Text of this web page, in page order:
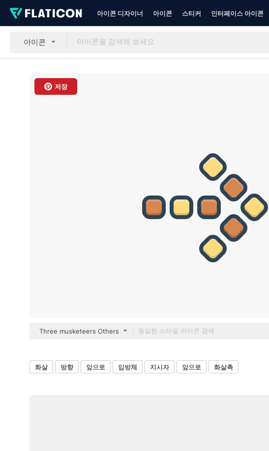
아이콘 디자이너 아이콘 스티커 인터페이스 아이콘
아이콘
저장
Three musketeers Others
화살 방향 앞으로 입방체 지시자 앞으로 화살촉